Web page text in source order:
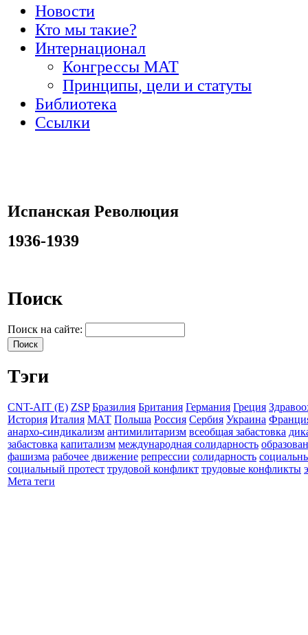
Новости
Кто мы такие?
Интернационал
Конгрессы МАТ
Принципы, цели и статуты
Библиотека
Ссылки
Испанская Революция
1936-1939
Поиск
Поиск на сайте:
Тэги
CNT-AIT (E) ZSP Бразилия Британия Германия Греция
История Италия МАТ Польша Россия Сербия Украина
анархо-синдикализм антимилитаризм всеобщая забастовка
забастовка капитализм международная солидарность
фашизма рабочее движение репрессии солидарность
социальный протест трудовой конфликт трудовые конфликты
Мета теги